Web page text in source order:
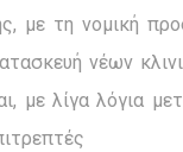
με τη νομική
νέων
με λίγα λόγια